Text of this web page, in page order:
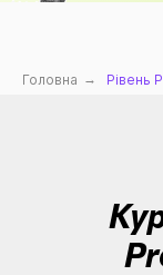
Головна → Рівень